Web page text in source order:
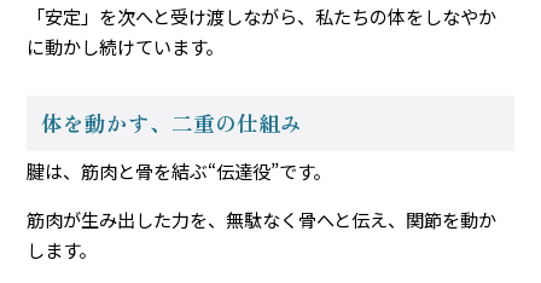
「安定」を次へと受け渡しながら、私たちの体をしなやか
に動かし続けています。
体を動かす、二重の仕組み
腱は、筋肉と骨を結ぶ“伝達役”です。
筋肉が生み出した力を、無駄なく骨へと伝え、関節を動か
します。